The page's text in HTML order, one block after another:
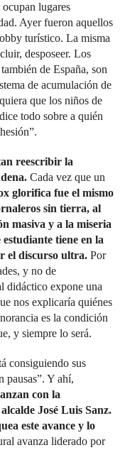
ocupan lugares
Ayer fueron aquellos
turístico. La misma
desposeer. Los
de España, son
de acumulación de
que los niños de
todo sobre a quién
reescribir la
Cada vez que un
glorifica fue el mismo
sin tierra, al
masiva y a la miseria
estudiante tiene en la
el discurso ultra. Por
y no de
didáctico expone una
nos explicaría quiénes
es la condición
y siempre lo será.
consiguiendo sus
pausas”. Y ahí,
con la
José Luis Sanz.
este avance y lo
avanza liderado por